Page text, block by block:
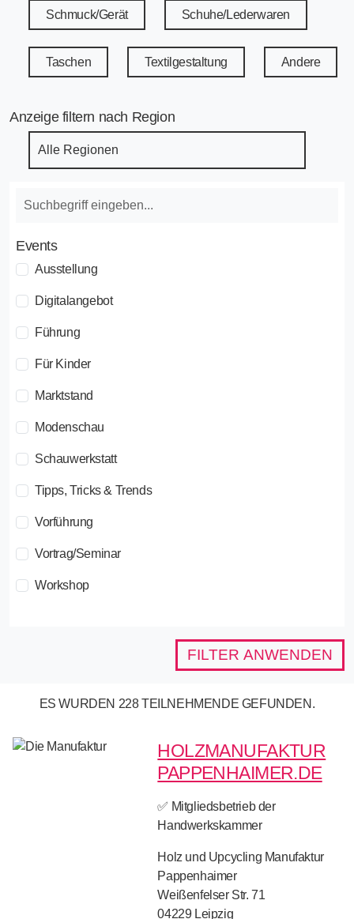
Schmuck/Gerät Schuhe/Lederwaren
Taschen Textilgestaltung Andere
Anzeige filtern nach Region
Events
Ausstellung
Digitalangebot
Führung
Für Kinder
Marktstand
Modenschau
Schauwerkstatt
Tipps, Tricks & Trends
Vorführung
Vortrag/Seminar
Workshop
FILTER ANWENDEN
ES WURDEN 228 TEILNEHMENDE GEFUNDEN.
HOLZMANUFAKTUR
PAPPENHAIMER.DE
✅ Mitgliedsbetrieb der
Handwerkskammer
Holz und Upcycling Manufaktur
Pappenhaimer
Weißenfelser Str. 71
04229 Leipzig